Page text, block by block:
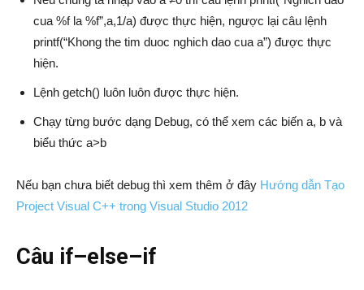
cua %f la %f”,a,1/a) được thực hiện, ngược lại câu lệnh
printf(“Khong the tim duoc nghich dao cua a”) được thực
hiện.
Lệnh getch() luôn luôn được thực hiện.
Chạy từng bước dạng Debug, có thể xem các biến a, b và
biểu thức a>b
Nếu bạn chưa biết debug thì xem thêm ở đây Hướng dẫn Tạo
Project Visual C++ trong Visual Studio 2012
Câu if–else–if